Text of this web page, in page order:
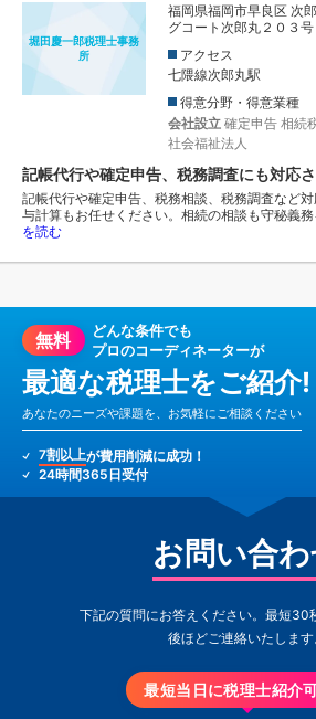
堀田慶一郎税理士事務
所
福岡県福岡市早良区 次
グコート次郎丸２０３号
アクセス
七隈線次郎丸駅
得意分野・得意業種
会社設立 確定申告 相続
社会福祉法人
記帳代行や確定申告、税務調査にも対応さ
記帳代行や確定申告、税務相談、税務調査など
与計算もお任せください。相続の相談も守秘義務
を読む
無料
どんな条件でも
プロのコーディネーターが
最適な税理士をご紹介!
あなたのニーズや課題を、お気軽にご相談ください
7割以上が費用削減に成功！
24時間365日受付
お問い合
下記の質問にお答えください。最短30
後ほどご連絡いたします
最短当日に税理士紹介